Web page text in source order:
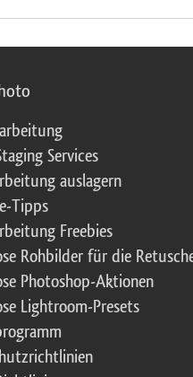
Services
auslagern
Tipps
Freebies
Rohbilder für die
Photoshop-Aktionen
Lightroom-Presets